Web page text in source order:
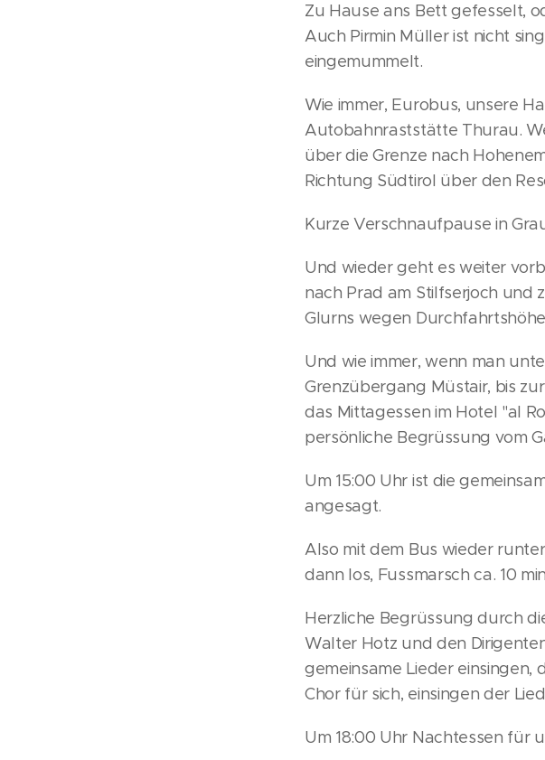
Zu Hause ans Bett gefesselt,
Auch Pirmin Müller ist nicht
eingemummelt.
Wie immer, Eurobus, unsere
Autobahnraststätte Thurau.
über die Grenze nach
Richtung Südtirol über den
Kurze Verschnaufpause in
Und wieder geht es weiter
nach Prad am Stilfserjoch und
Glurns wegen
Und wie immer, wenn man
Grenzübergang Müstair, bis
das Mittagessen im Hotel "al
persönliche Begrüssung vom
Um 15:00 Uhr ist die
angesagt.
Also mit dem Bus wieder
dann los, Fussmarsch ca. 10
Herzliche Begrüssung durch
Walter Hotz und den
gemeinsame Lieder einsingen,
Chor für sich, einsingen der
Um 18:00 Uhr Nachtessen für